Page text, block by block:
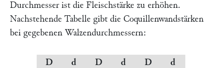
Durchmesser ist die Fleischstärke zu erhöhen.
Nachstehende Tabelle gibt die Coquillenwandstärken
bei gegebenen Walzendurchmessern:
D
d
D
d
D
d